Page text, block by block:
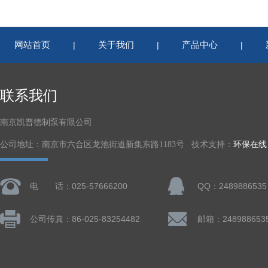
网站首页 | 关于我们 | 产品中心 |
联系我们
南京凯普德制泵有限公司
公司地址：南京市六合区龙池街道新集东路1183号 技术支持： 环保在线
电 话：025-57666200 QQ：2489886535
公司传真：86-025-83254482 邮箱：